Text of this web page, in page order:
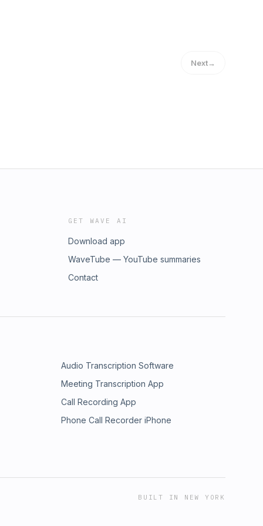
Next→
GET WAVE AI
Download app
WaveTube — YouTube summaries
Contact
Audio Transcription Software
Meeting Transcription App
Call Recording App
Phone Call Recorder iPhone
BUILT IN NEW YORK